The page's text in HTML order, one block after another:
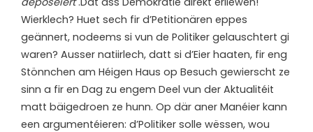
Wierklech? Huet sech fir d’Petitionären eppes
geännert, nodeems si vun de Politiker gelauschtert gi
waren? Ausser natiirlech, datt si d’Eier haaten, fir eng
Stönnchen am Héigen Haus op Besuch gewierscht ze
sinn a fir en Dag zu engem Deel vun der Aktualitéit
matt bäigedroen ze hunn. Op där aner Manéier kann
een argumentéieren: d’Politiker solle wëssen, wou